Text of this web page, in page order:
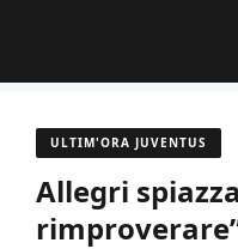
contenuto
ULTIM'ORA JUVENTUS
Allegri